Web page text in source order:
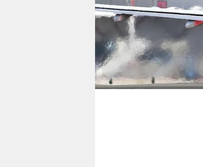
shop
fragen & hilfe
unterstützen
abo